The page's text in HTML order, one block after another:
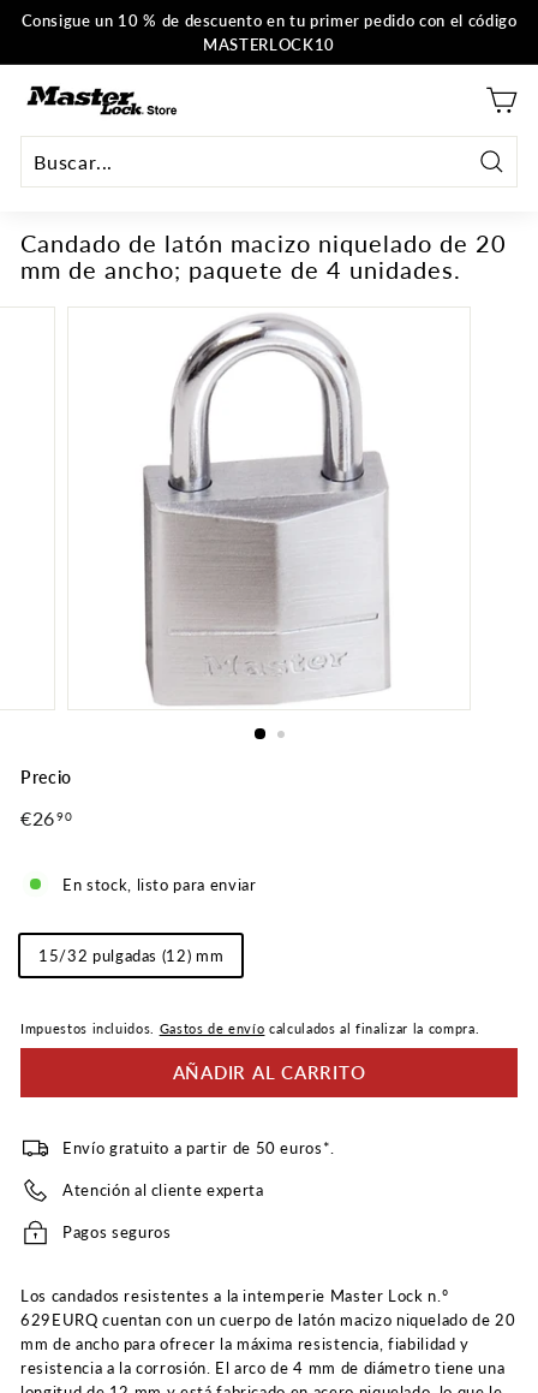
contenido
Pausar
Consigue un 10 % de descuento en tu primer pedido con el código
MASTERLOCK10
M
t
r
L
o
Candado de latón macizo niquelado de 20
mm de ancho; paquete de 4 unidades.
Precio
Precio
€2690
En stock, listo para enviar
Longitud
del
15/32 pulgadas (12) mm
Impuestos incluidos. Gastos de envío calculados al finalizar la compra.
AÑADIR AL CARRITO
Envío gratuito a partir de 50 euros*.
Atención al cliente experta
Pagos seguros
Los candados resistentes a la intemperie Master Lock n.º
629EURQ cuentan con un cuerpo de latón macizo niquelado de 20
mm de ancho para ofrecer la máxima resistencia, fiabilidad y
resistencia a la corrosión. El arco de 4 mm de diámetro tiene una